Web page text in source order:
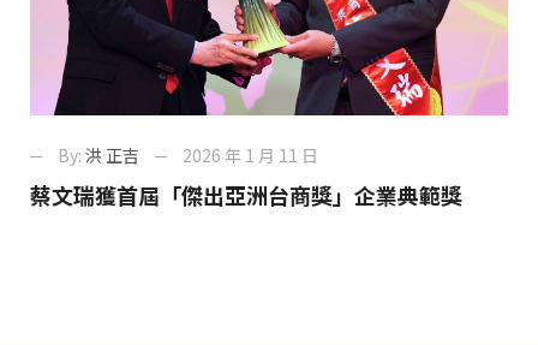
By: 洪 正吉 2026 年 1 月 11 日
蔡文瑞獲首屆「傑出亞洲台商獎」企業典範獎